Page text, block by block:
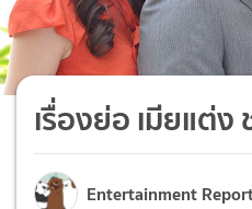
เรื่องย่อ เมียแต่ง
Entertainment